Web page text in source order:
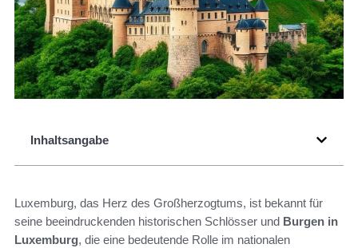
Inhaltsangabe
Luxemburg, das Herz des Großherzogtums, ist bekannt für
seine beeindruckenden historischen Schlösser und Burgen in
Luxemburg, die eine bedeutende Rolle im nationalen